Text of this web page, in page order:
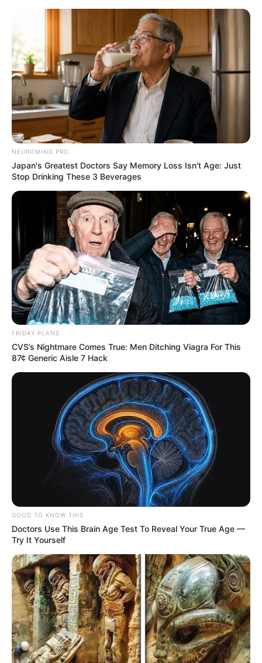
NEUROMIND PRO
Japan's Greatest Doctors Say Memory Loss Isn't Age: Just
Stop Drinking These 3 Beverages
FRIDAY PLANS
CVS’s Nightmare Comes True: Men Ditching Viagra For This
87¢ Generic Aisle 7 Hack
GOOD TO KNOW THIS
Doctors Use This Brain Age Test To Reveal Your True Age —
Try It Yourself